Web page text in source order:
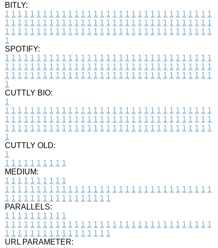
BITLY:
1 1 1 1 1 1 1 1 1 1 1 1 1 1 1 1 1 1 1 1 1 1 1 1 1 1 1 1 1 1 1 1 1
1 1 1 1 1 1 1 1 1 1 1 1 1 1 1 1 1 1 1 1 1 1 1 1 1 1 1 1 1 1 1 1 1
1 1 1 1 1 1 1 1 1 1 1 1 1 1 1 1 1 1 1 1 1 1 1 1 1 1 1 1 1 1 1 1 1
1
SPOTIFY:
1 1 1 1 1 1 1 1 1 1 1 1 1 1 1 1 1 1 1 1 1 1 1 1 1 1 1 1 1 1 1 1 1
1 1 1 1 1 1 1 1 1 1 1 1 1 1 1 1 1 1 1 1 1 1 1 1 1 1 1 1 1 1 1 1 1
1 1 1 1 1 1 1 1 1 1 1 1 1 1 1 1 1 1 1 1 1 1 1 1 1 1 1 1 1 1 1 1 1
1
CUTTLY BIO:
1
1 1 1 1 1 1 1 1 1 1 1 1 1 1 1 1 1 1 1 1 1 1 1 1 1 1 1 1 1 1 1 1 1
1 1 1 1 1 1 1 1 1 1 1 1 1 1 1 1 1 1 1 1 1 1 1 1 1 1 1 1 1 1 1 1 1
1 1 1 1 1 1 1 1 1 1 1 1 1 1 1 1 1 1 1 1 1 1 1 1 1 1 1 1 1 1 1 1 1
1
CUTTLY OLD:
1
1 1 1 1 1 1 1 1 1 1
MEDIUM:
1 1 1 1 1 1 1 1 1 1
1 1 1 1 1 1 1 1 1 1 1 1 1 1 1 1 1 1 1 1 1 1 1 1 1 1 1 1 1 1 1 1 1
1 1 1 1 1 1 1 1 1 1 1 1 1 1 1 1 1
PARALLELS:
1 1 1 1 1 1 1 1 1 1
1 1 1 1 1 1 1 1 1 1 1 1 1 1 1 1 1 1 1 1 1 1 1 1 1 1 1 1 1 1 1 1 1
1 1 1 1 1 1 1 1 1 1 1 1 1 1 1 1 1
URL PARAMETER: